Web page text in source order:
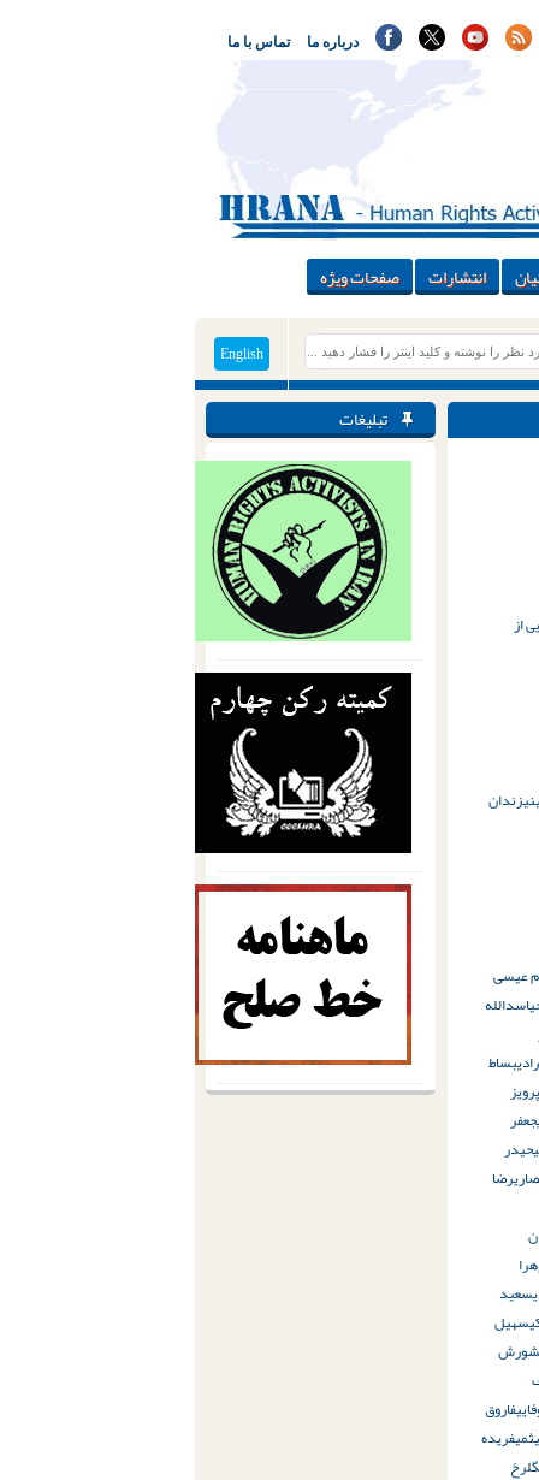
تماس با ما درباره ما
انتشارات صفحات ویژه
English
تبلیغات
از
زندان
عیسی
اسدالله
بساط
پرویز
جعفر
حیدر
رضا
سعید
سهیل
شورش
فاروق
فریده
گلرخ